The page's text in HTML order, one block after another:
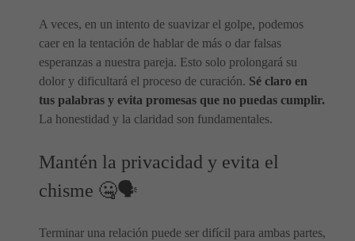
A veces, en un intento de suavizar el golpe, podemos
caer en la tentación de hablar de más o dar falsas
esperanzas a nuestra pareja. Esto solo prolongará su
dolor y dificultará el proceso de curación. Sé claro en
tus palabras y evita promesas que no puedas cumplir.
La honestidad y la claridad son fundamentales.
Mantén la privacidad y evita el
chisme 🤐🗣️
Terminar una relación puede ser difícil para ambas partes,